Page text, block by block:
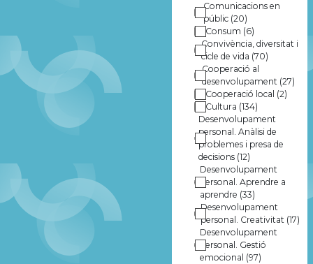
Comunicacions en
públic (20)
Consum (6)
Convivència, diversitat i
cicle de vida (70)
Cooperació al
desenvolupament (27)
Cooperació local (2)
Cultura (134)
Desenvolupament
personal. Anàlisi de
problemes i presa de
decisions (12)
Desenvolupament
personal. Aprendre a
aprendre (33)
Desenvolupament
personal. Creativitat (17)
Desenvolupament
personal. Gestió
emocional (97)